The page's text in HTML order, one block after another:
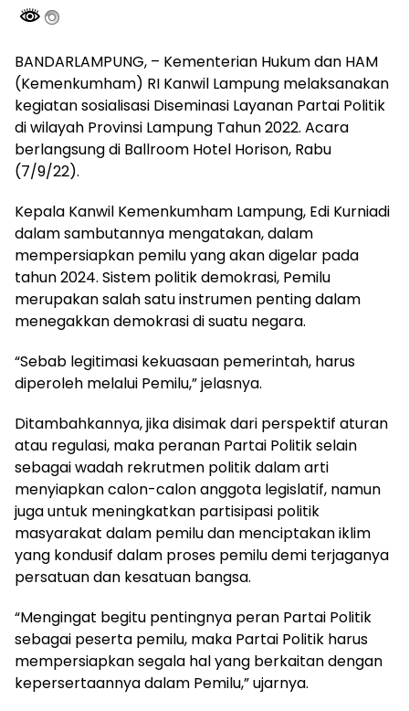
BANDARLAMPUNG, – Kementerian Hukum dan HAM
(Kemenkumham) RI Kanwil Lampung melaksanakan
kegiatan sosialisasi Diseminasi Layanan Partai Politik
di wilayah Provinsi Lampung Tahun 2022. Acara
berlangsung di Ballroom Hotel Horison, Rabu
(7/9/22).
Kepala Kanwil Kemenkumham Lampung, Edi Kurniadi
dalam sambutannya mengatakan, dalam
mempersiapkan pemilu yang akan digelar pada
tahun 2024. Sistem politik demokrasi, Pemilu
merupakan salah satu instrumen penting dalam
menegakkan demokrasi di suatu negara.
“Sebab legitimasi kekuasaan pemerintah, harus
diperoleh melalui Pemilu,” jelasnya.
Ditambahkannya, jika disimak dari perspektif aturan
atau regulasi, maka peranan Partai Politik selain
sebagai wadah rekrutmen politik dalam arti
menyiapkan calon-calon anggota legislatif, namun
juga untuk meningkatkan partisipasi politik
masyarakat dalam pemilu dan menciptakan iklim
yang kondusif dalam proses pemilu demi terjaganya
persatuan dan kesatuan bangsa.
“Mengingat begitu pentingnya peran Partai Politik
sebagai peserta pemilu, maka Partai Politik harus
mempersiapkan segala hal yang berkaitan dengan
kepersertaannya dalam Pemilu,” ujarnya.